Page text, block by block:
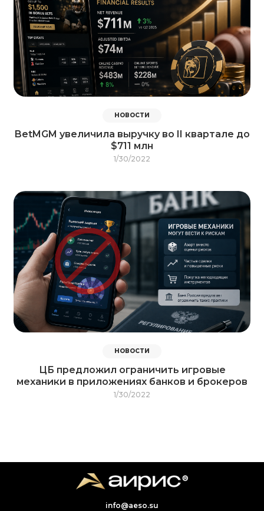
НОВОСТИ
BetMGM увеличила выручку во II квартале до
$711 млн
1/30/2022
НОВОСТИ
ЦБ предложил ограничить игровые
механики в приложениях банков и брокеров
1/30/2022
info@aeso.su